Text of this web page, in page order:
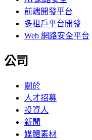
前端開發平台
多租戶平台開發
Web 網路安全平台
公司
關於
人才招募
投資人
新聞
媒體素材